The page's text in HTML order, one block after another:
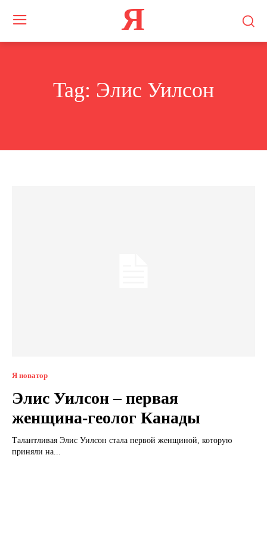
Я
Tag: Элис Уилсон
Я новатор
Элис Уилсон – первая
женщина-геолог Канады
Талантливая Элис Уилсон стала первой женщиной, которую
приняли на...